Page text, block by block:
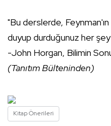
"Bu derslerde, Feynman'ın
duyup durduğunuz her şey
-John Horgan, Bilimin
(Tanıtım Bülteninden)
Kitap Önerileri